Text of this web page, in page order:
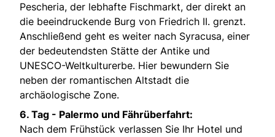
Pescheria, der lebhafte Fischmarkt, der direkt an
die beeindruckende Burg von Friedrich II. grenzt.
Anschließend geht es weiter nach Syracusa, einer
der bedeutendsten Stätte der Antike und
UNESCO-Weltkulturerbe. Hier bewundern Sie
neben der romantischen Altstadt die
archäologische Zone.
6. Tag - Palermo und Fährüberfahrt:
Nach dem Frühstück verlassen Sie Ihr Hotel und